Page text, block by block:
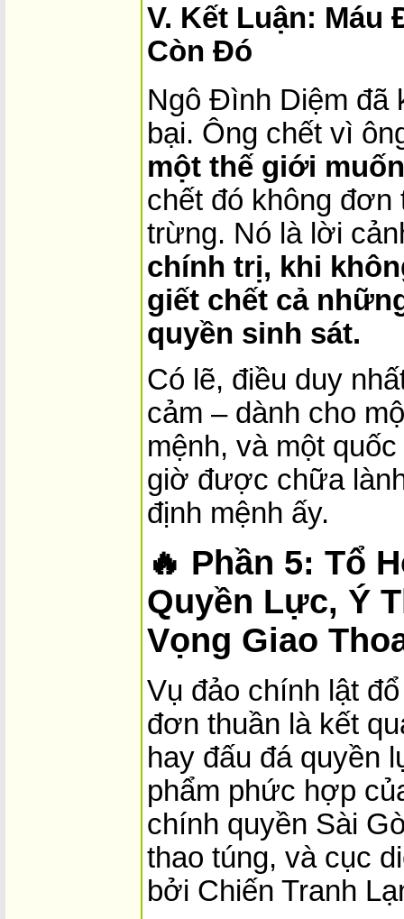
V. Kết Luận: Máu
Còn Đó
Ngô Đình Diệm đã
bại. Ông chết vì
một thế giới
chết đó không đơn
trừng. Nó là lời
chính trị, khi
giết chết cả
quyền sinh sát.
Có lẽ, điều duy
cảm – dành cho
mệnh, và một
giờ được chữa
định mệnh ấy.
🔥 Phần 5: Tổ
Quyền Lực, Ý
Vọng Giao
Vụ đảo chính lật
đơn thuần là kết
hay đấu đá quyền
phẩm phức hợp
chính quyền Sài
thao túng, và cục
bởi Chiến Tranh